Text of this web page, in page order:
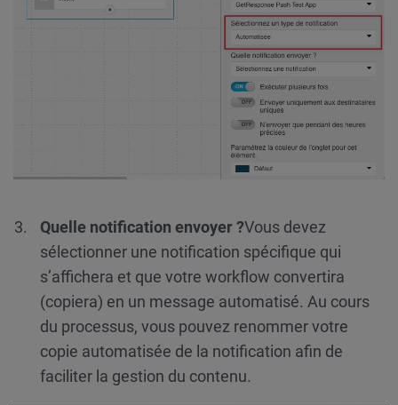
Quelle notification envoyer ?Vous devez
sélectionner une notification spécifique qui
s’affichera et que votre workflow convertira
(copiera) en un message automatisé. Au cours
du processus, vous pouvez renommer votre
copie automatisée de la notification afin de
faciliter la gestion du contenu.